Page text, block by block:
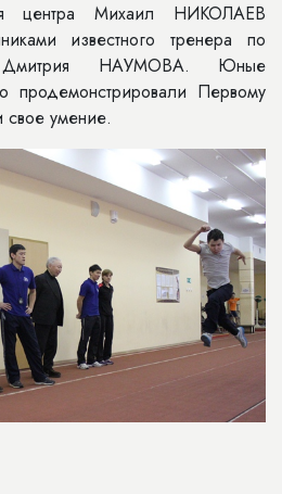
центра Михаил НИКОЛАЕВ
известного тренера по
Дмитрия НАУМОВА. Юные
продемонстрировали Первому
свое умение.